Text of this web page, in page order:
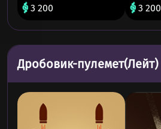
3 200
3 200
Дробовик-пулемет(Лейт)